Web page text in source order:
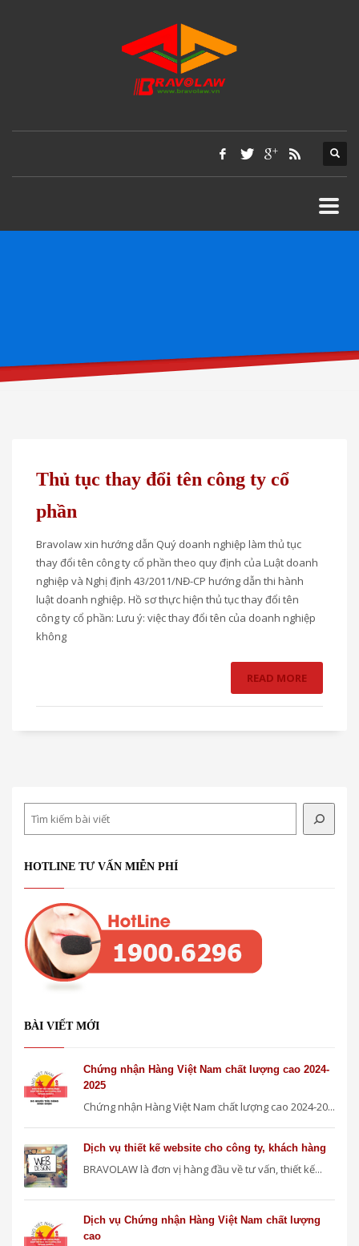
Thủ tục thay đổi tên công ty cổ
phần
Bravolaw xin hướng dẫn Quý doanh nghiệp làm thủ tục
thay đổi tên công ty cổ phần theo quy định của Luật doanh
nghiệp và Nghị định 43/2011/NĐ-CP hướng dẫn thi hành
luật doanh nghiệp. Hồ sơ thực hiện thủ tục thay đổi tên
công ty cổ phần: Lưu ý: việc thay đổi tên của doanh nghiệp
không
READ MORE
HOTLINE TƯ VẤN MIỄN PHÍ
BÀI VIẾT MỚI
Chứng nhận Hàng Việt Nam chất lượng cao 2024-
2025
Chứng nhận Hàng Việt Nam chất lượng cao 2024-20...
Dịch vụ thiết kế website cho công ty, khách hàng
BRAVOLAW là đơn vị hàng đầu về tư vấn, thiết kế...
Dịch vụ Chứng nhận Hàng Việt Nam chất lượng
cao